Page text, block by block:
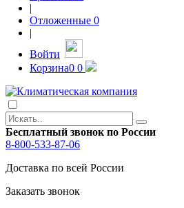
|
Отложенные 0
|
Войти
Корзина0 0
Бесплатный звонок по России
8-800-533-87-06
Доставка по всей России
Заказать звонок